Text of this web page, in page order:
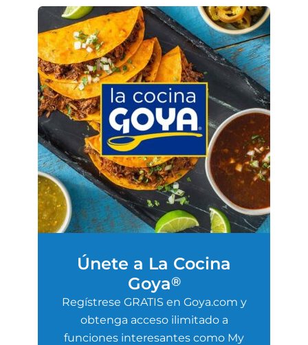
Únete a La Cocina
Goya®
Regístrese GRATIS en Goya.com y
obtenga acceso ilimitado a
funciones interesantes como My